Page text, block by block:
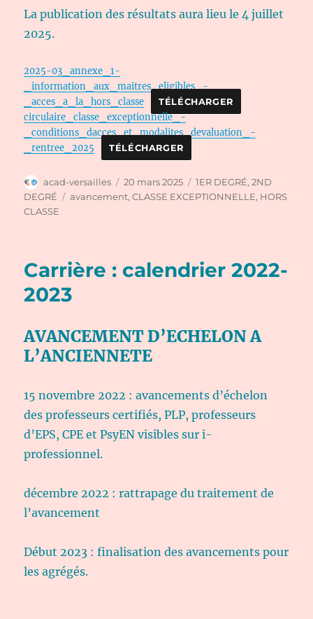
La publication des résultats aura lieu le 4 juillet
2025.
2025-03_annexe_1-
_information_aux_maitres_eligibles_-
_acces_a_la_hors_classe
TÉLÉCHARGER
circulaire_classe_exceptionnelle_-
_conditions_dacces_et_modalites_devaluation_-
_rentree_2025
TÉLÉCHARGER
Auteur
acad-versailles
Publié
le
20 mars 2025 Catégories
1ER DEGRÉ,2ND
DEGRÉ
Étiquettes
avancement,CLASSE EXCEPTIONNELLE, HORS
CLASSE
Carrière : calendrier 2022-
2023
AVANCEMENT D’ECHELON A
L’ANCIENNETE
15 novembre 2022 : avancements d’échelon
des professeurs certifiés, PLP, professeurs
d’EPS, CPE et PsyEN visibles sur i-
professionnel.
décembre 2022 : rattrapage du traitement de
l’avancement
Début 2023 : finalisation des avancements pour
les agrégés.